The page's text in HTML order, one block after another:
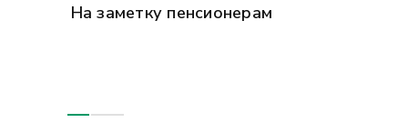
На заметку пенсионерам